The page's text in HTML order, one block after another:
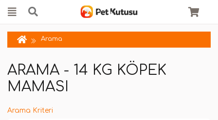
Arama
ARAMA - 14 KG KÖPEK
MAMASI
Arama Kriteri